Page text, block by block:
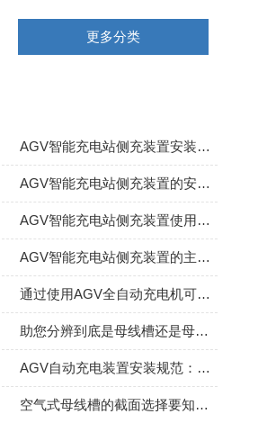
更多分类
AGV智能充电站侧充装置安装调试、日常维护与使用注意事项全解
AGV智能充电站侧充装置的安全性能怎么样
AGV智能充电站侧充装置使用的场合和特点介绍
AGV智能充电站侧充装置的主要组成部分与功能了解一下
通过使用AGV全自动充电机可以大大提高AGV的运行效率和充电效率
助您分辨到底是母线槽还是母线桥？
AGV自动充电装置安装规范：定位精度校准、安全防护（防过载）与布线要点
空气式母线槽的截面选择要知道哪些？